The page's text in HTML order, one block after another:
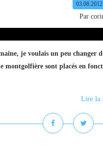
03.08.2012
Par
je voulais un peu
montgolfière sont placés en
Lire la